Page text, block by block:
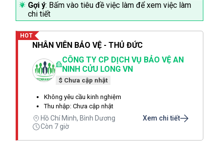
Gợi ý: Bấm vào tiêu đề việc làm để xem việc làm
chi tiết
NHÂN VIÊN BẢO VỆ - THỦ ĐỨC
CÔNG TY CP DỊCH VỤ BẢO VỆ AN
NINH CỬU LONG VN
$ Chưa cập nhật
Không yêu cầu kinh nghiệm
Thu nhập: Chưa cập nhật
Hồ Chí Minh, Bình Dương
Còn 7 giờ
Xem chi tiết
HOT